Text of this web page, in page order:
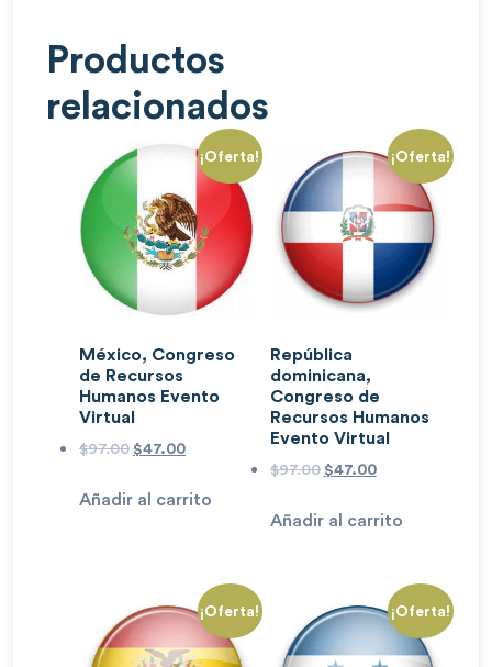
Productos
relacionados
¡Oferta!
México, Congreso
de Recursos
Humanos Evento
Virtual
$97.00$47.00
Añadir al carrito
¡Oferta!
República
dominicana,
Congreso de
Recursos Humanos
Evento Virtual
$97.00$47.00
Añadir al carrito
¡Oferta! ¡Oferta!